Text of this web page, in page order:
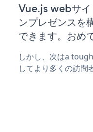
Vue.js webサイ
ンプレゼンスを
できます。おめ
しかし、次はa
してより多くの訪問